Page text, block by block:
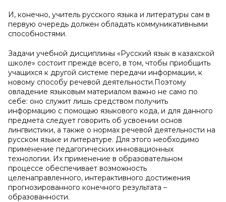
И, конечно, учитель русского языка и литературы сам в
первую очередь должен обладать коммуникативными
способностями.
Задачи учебной дисциплины «Русский язык в казахской
школе» состоит прежде всего, в том, чтобы приобщить
учащихся к другой системе передачи информации, к
новому способу речевой деятельности.Поэтому
овладение языковым материалом важно не само по
себе: оно служит лишь средством получить
информацию с помощью языкового кода, и для данного
предмета следует говорить об усвоении основ
лингвистики, а также о нормах речевой деятельности на
русском языке и литературе. Для этого необходимо
применение педагогических инновационных
технологии. Их применение в образовательном
процессе обеспечивает возможность
целенаправленного, интерактивного достижения
прогнозированного конечного результата –
образованности.